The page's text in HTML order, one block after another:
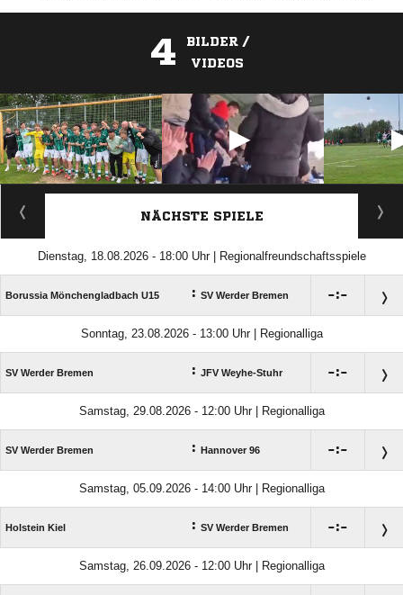
4
BILDER /
VIDEOS
ANZEIGE
NÄCHSTE SPIELE
Dienstag, 18.08.2026 - 18:00 Uhr | Regionalfreundschaftsspiele
Borussia Mönchengladbach U15 : SV Werder Bremen :
Sonntag, 23.08.2026 - 13:00 Uhr | Regionalliga
SV Werder Bremen : JFV Weyhe-Stuhr :
Samstag, 29.08.2026 - 12:00 Uhr | Regionalliga
SV Werder Bremen : Hannover 96 :
Samstag, 05.09.2026 - 14:00 Uhr | Regionalliga
Holstein Kiel : SV Werder Bremen :
Samstag, 26.09.2026 - 12:00 Uhr | Regionalliga